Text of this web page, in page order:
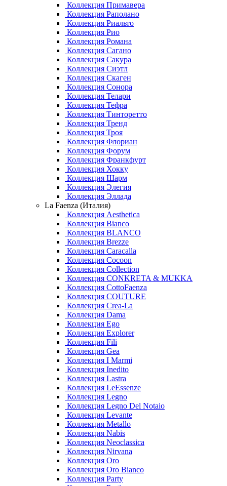
Коллекция Примавера
Коллекция Раполано
Коллекция Риальто
Коллекция Рио
Коллекция Романа
Коллекция Сагано
Коллекция Сакура
Коллекция Сиэтл
Коллекция Скаген
Коллекция Сонора
Коллекция Телари
Коллекция Тефра
Коллекция Тинторетто
Коллекция Тренд
Коллекция Троя
Коллекция Флориан
Коллекция Форум
Коллекция Франкфурт
Коллекция Хокку
Коллекция Шарм
Коллекция Элегия
Коллекция Эллада
La Faenza (Италия)
Коллекция Aesthetica
Коллекция Bianco
Коллекция BLANCO
Коллекция Brezze
Коллекция Caracalla
Коллекция Cocoon
Коллекция Collection
Коллекция CONKRETA & MUKKA
Коллекция CottoFaenza
Коллекция COUTURE
Коллекция Crea-La
Коллекция Dama
Коллекция Ego
Коллекция Explorer
Коллекция Fili
Коллекция Gea
Коллекция I Marmi
Коллекция Inedito
Коллекция Lastra
Коллекция LeEssenze
Коллекция Legno
Коллекция Legno Del Notaio
Коллекция Levante
Коллекция Metallo
Коллекция Nabis
Коллекция Neoclassica
Коллекция Nirvana
Коллекция Oro
Коллекция Oro Bianco
Коллекция Party